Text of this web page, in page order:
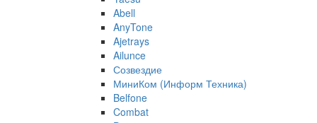
Abell
AnyTone
Ajetrays
Ailunce
Созвездие
МиниКом (Информ Техника)
Belfone
Combat